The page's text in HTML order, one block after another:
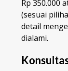
Rp 350.000
(sesuai
detail
dialami.